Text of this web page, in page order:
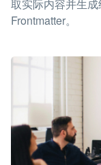
取实际内容并生
Frontmatter。